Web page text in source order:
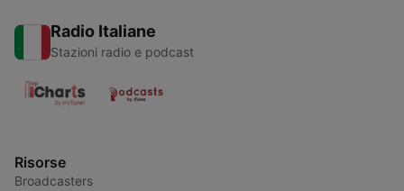
Radio Italiane
Stazioni radio e podcast
Risorse
Broadcasters